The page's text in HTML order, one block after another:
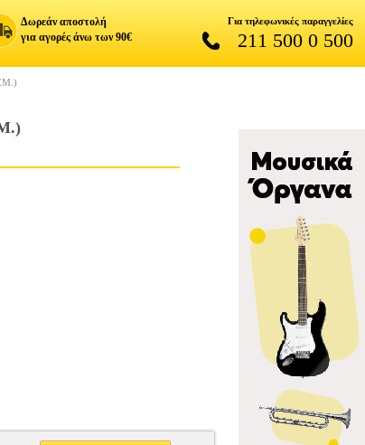
Δωρεάν αποστολή
για αγορές άνω των 90€
Για τηλεφωνικές παραγγελίες
211 500 0 500